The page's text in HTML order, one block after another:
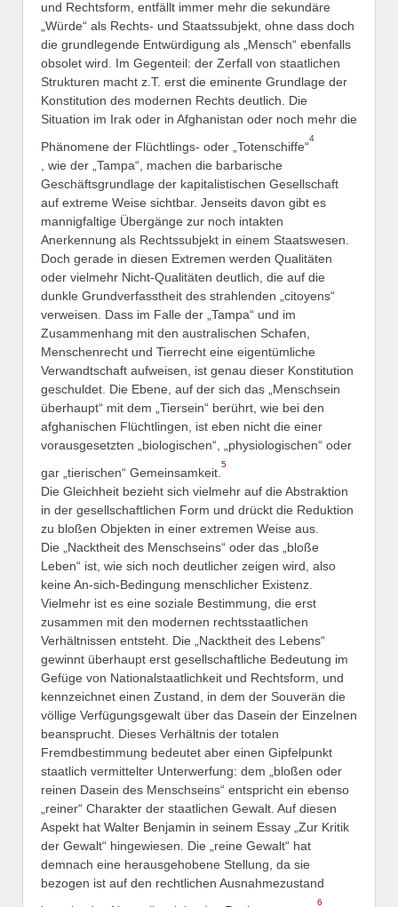
und Rechtsform, entfällt immer mehr die sekundäre
„Würde“ als Rechts- und Staatssubjekt, ohne dass doch
die grundlegende Entwürdigung als „Mensch“ ebenfalls
obsolet wird. Im Gegenteil: der Zerfall von staatlichen
Strukturen macht z.T. erst die eminente Grundlage der
Konstitution des modernen Rechts deutlich. Die
Situation im Irak oder in Afghanistan oder noch mehr die
Phänomene der Flüchtlings- oder „Totenschiffe“
4
, wie der „Tampa“, machen die barbarische
Geschäftsgrundlage der kapitalistischen Gesellschaft
auf extreme Weise sichtbar. Jenseits davon gibt es
mannigfaltige Übergänge zur noch intakten
Anerkennung als Rechtssubjekt in einem Staatswesen.
Doch gerade in diesen Extremen werden Qualitäten
oder vielmehr Nicht-Qualitäten deutlich, die auf die
dunkle Grundverfasstheit des strahlenden „citoyens“
verweisen. Dass im Falle der „Tampa“ und im
Zusammenhang mit den australischen Schafen,
Menschenrecht und Tierrecht eine eigentümliche
Verwandtschaft aufweisen, ist genau dieser Konstitution
geschuldet. Die Ebene, auf der sich das „Menschsein
überhaupt“ mit dem „Tiersein“ berührt, wie bei den
afghanischen Flüchtlingen, ist eben nicht die einer
vorausgesetzten „biologischen“, „physiologischen“ oder
gar „tierischen“ Gemeinsamkeit.
5
Die Gleichheit bezieht sich vielmehr auf die Abstraktion
in der gesellschaftlichen Form und drückt die Reduktion
zu bloßen Objekten in einer extremen Weise aus.
Die „Nacktheit des Menschseins“ oder das „bloße
Leben“ ist, wie sich noch deutlicher zeigen wird, also
keine An-sich-Bedingung menschlicher Existenz.
Vielmehr ist es eine soziale Bestimmung, die erst
zusammen mit den modernen rechtsstaatlichen
Verhältnissen entsteht. Die „Nacktheit des Lebens“
gewinnt überhaupt erst gesellschaftliche Bedeutung im
Gefüge von Nationalstaatlichkeit und Rechtsform, und
kennzeichnet einen Zustand, in dem der Souverän die
völlige Verfügungsgewalt über das Dasein der Einzelnen
beansprucht. Dieses Verhältnis der totalen
Fremdbestimmung bedeutet aber einen Gipfelpunkt
staatlich vermittelter Unterwerfung: dem „bloßen oder
reinen Dasein des Menschseins“ entspricht ein ebenso
„reiner“ Charakter der staatlichen Gewalt. Auf diesen
Aspekt hat Walter Benjamin in seinem Essay „Zur Kritik
der Gewalt“ hingewiesen. Die „reine Gewalt“ hat
demnach eine herausgehobene Stellung, da sie
bezogen ist auf den rechtlichen Ausnahmezustand
6